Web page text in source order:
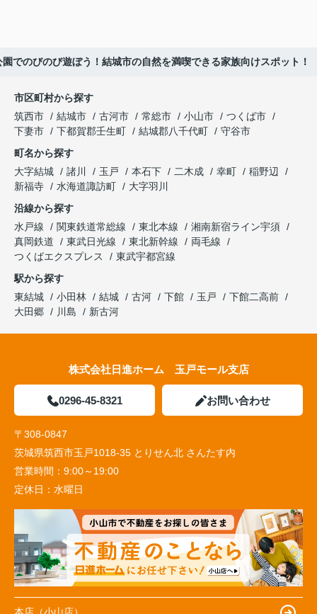
でのびのび遊ぼう！結城市の自然を満喫できる家族向けスポット！
市区町村から探す
筑西市
結城市 古河市 常総市 小山市
つくば市
下妻市
下都賀郡壬生町 結城郡八千代町
守谷市
町名から探す
大字結城
諸川 玉戸 本石下 二木成 幸町
稲野辺
新福寺
水海道諏訪町
大字羽川
沿線から探す
水戸線
関東鉄道常総線 東北本線
湘南新宿ライン宇須
真岡鉄道
東武日光線 東北新幹線
両毛線
つくばエクスプレス
東武宇都宮線
駅から探す
東結城
小田林 結城 古河 下館 玉戸
下館二高前
大田郷
川島 新古河
株式会社日進ホーム 玉戸モール支店
0296-45-8321 お問い合わせ
〒308-0847
茨城県筑西市玉戸1018-35 とりせん北 さんたす内
営業時間： 9:00～19:00
定休日： 水曜日